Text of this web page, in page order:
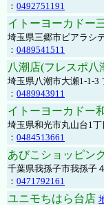
： 0492751191
イトーヨーカドー
埼玉県三郷市ピアラシ
： 0489541511
八潮店(フレスポ八
埼玉県八潮市大瀬1-1-3
： 0489943911
イトーヨーカドー
埼玉県和光市丸山台1
： 0484513661
あびこショッピン
千葉県我孫子市我孫子
： 0471792161
ユニモちはら台店